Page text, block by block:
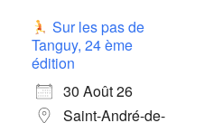
Sur les pas de
Tanguy, 24 ème
édition
30 Août 26
Saint-André-de-